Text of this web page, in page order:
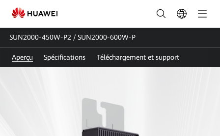
SUN2000-
450W-
P2&SUN2000-
600W-
SUN2000-450W-P2 / SUN2000-600W-P
Aperçu Spécifications Téléchargement et support